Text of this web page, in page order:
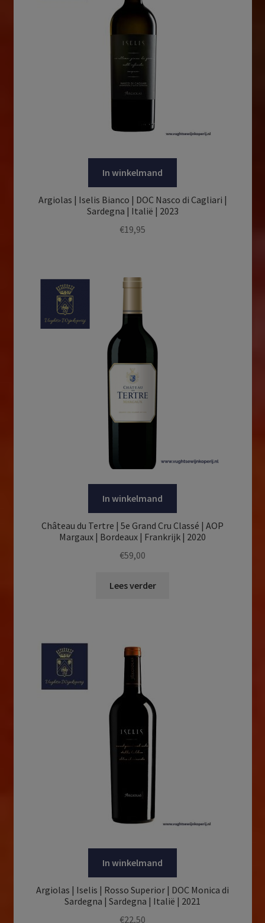
In winkelmand
Argiolas | Iselis Bianco | DOC Nasco di Cagliari |
Sardegna | Italië | 2023
€19,95
In winkelmand
Château du Tertre | 5e Grand Cru Classé | AOP
Margaux | Bordeaux | Frankrijk | 2020
€59,00
Lees verder
In winkelmand
Argiolas | Iselis | Rosso Superior | DOC Monica di
Sardegna | Sardegna | Italië | 2021
€22,50